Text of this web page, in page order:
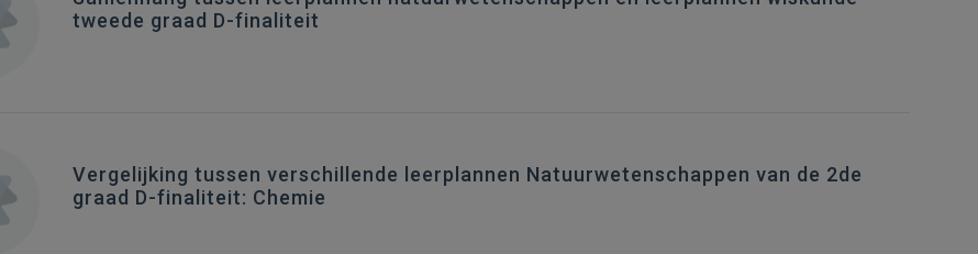
tweede graad D-finaliteit
Vergelijking tussen verschillende leerplannen Natuurwetenschappen van de 2de
graad D-finaliteit: Chemie